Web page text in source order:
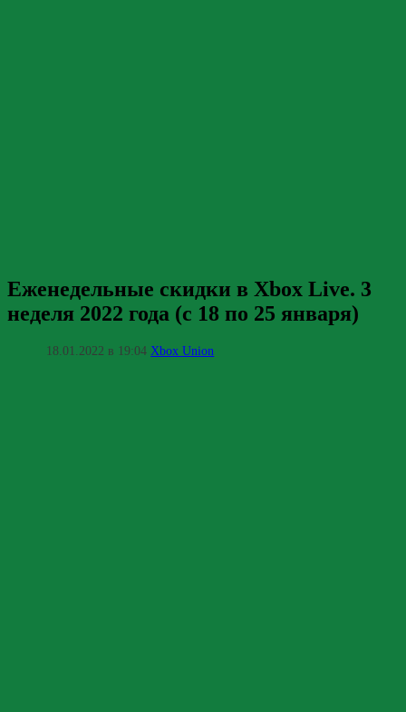
Еженедельные скидки в Xbox Live. 3
неделя 2022 года (с 18 по 25 января)
18.01.2022 в 19:04 Xbox Union